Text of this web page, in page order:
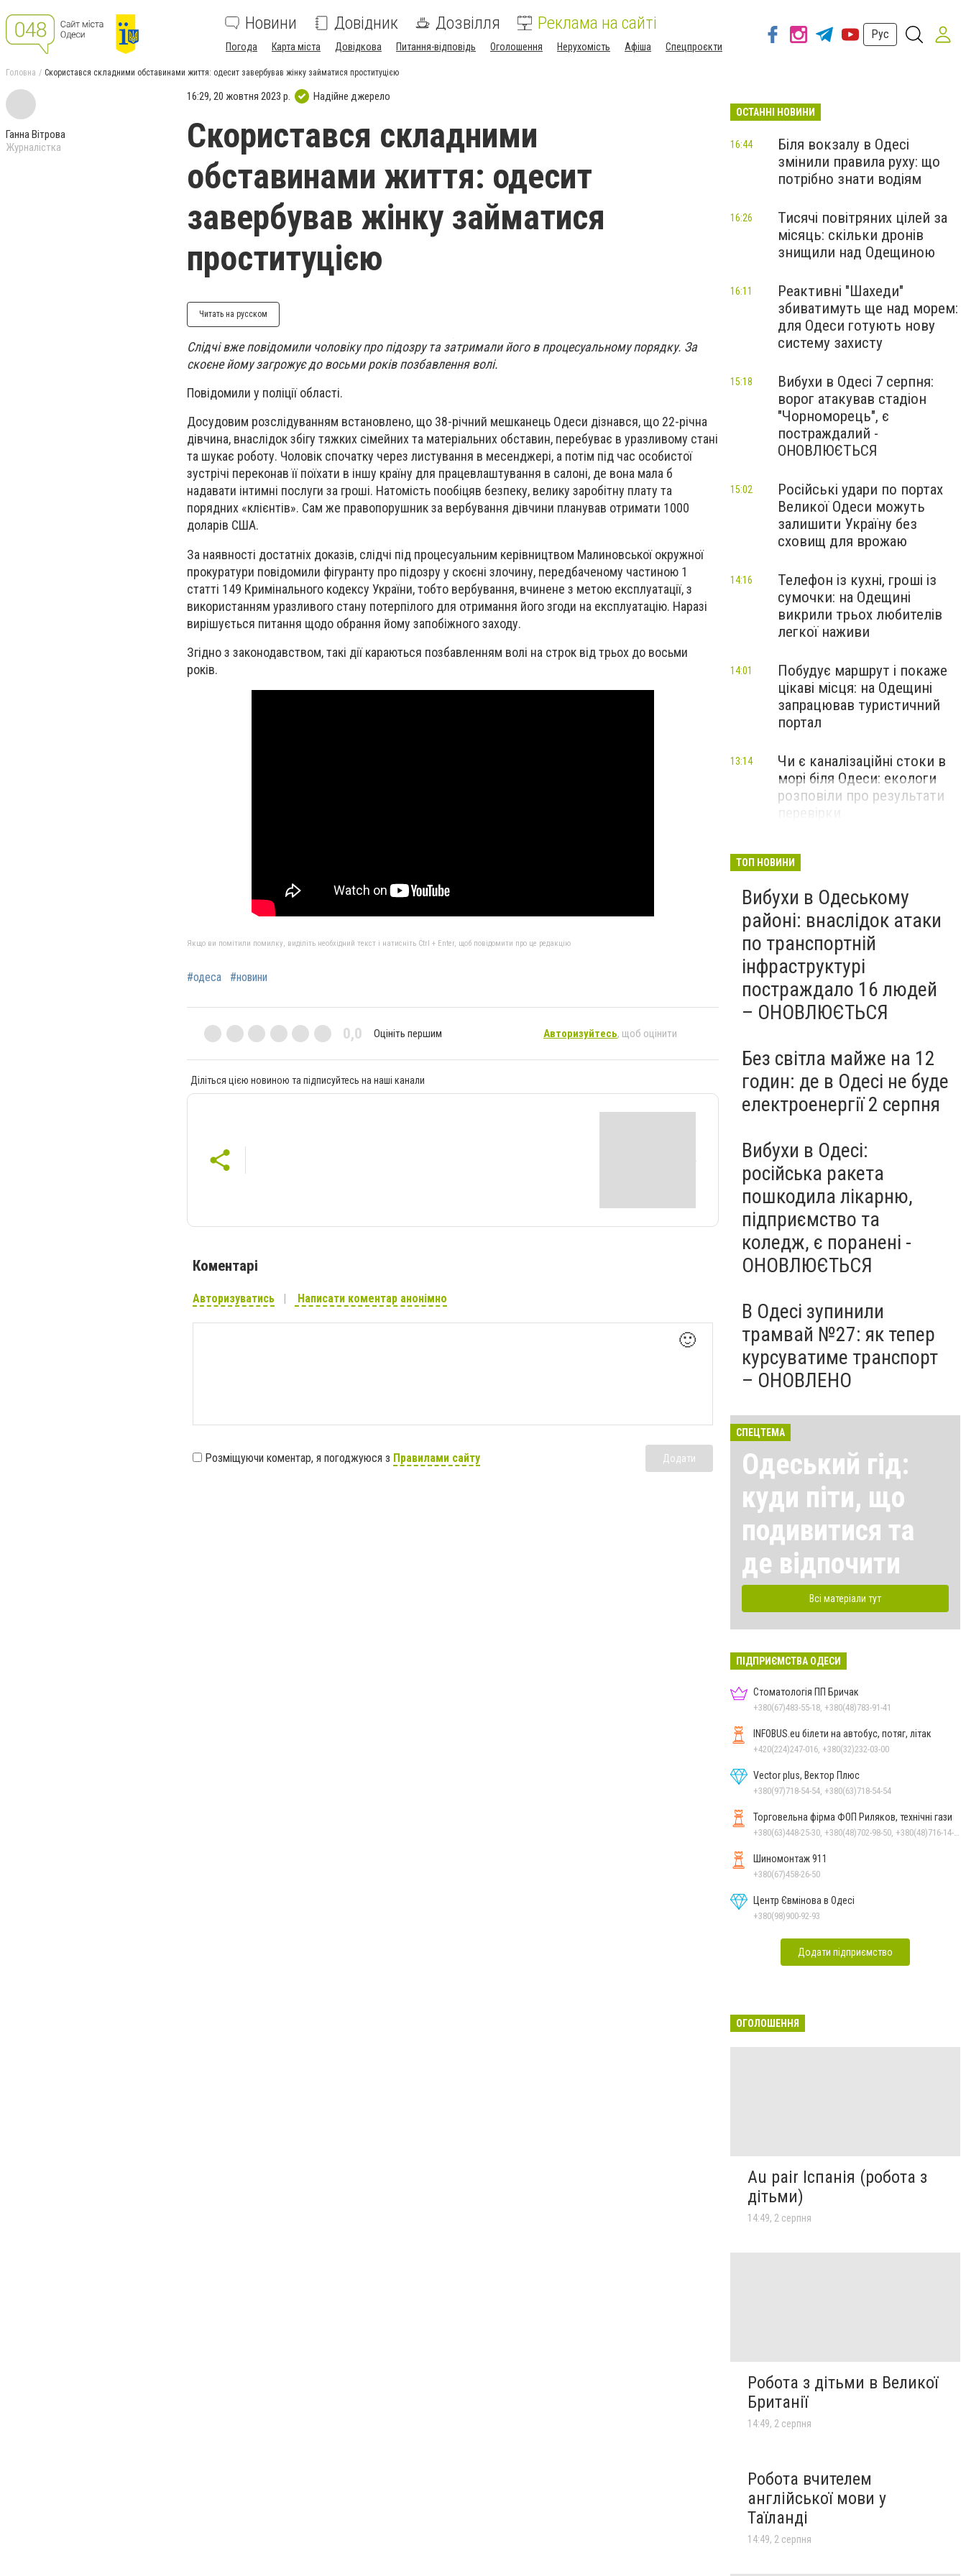
Новини Довідник Дозвілля Реклама на сайті
Погода Карта міста Довідкова Питання-відповідь Оголошення Нерухомість Афіша Спецпроєкти
Рус
Головна Скористався складними обставинами життя: одесит завербував жінку займатися проституцією
Ганна Вітрова
Журналістка
16:29, 20 жовтня 2023 р. Надійне джерело
Скористався складними
обставинами життя: одесит
завербував жінку займатися
проституцією
Читать на русском
Слідчі вже повідомили чоловіку про підозру та затримали його в процесуальному порядку. За
скоєне йому загрожує до восьми років позбавлення волі.
Повідомили у поліції області.
Досудовим розслідуванням встановлено, що 38-річний мешканець Одеси дізнався, що 22-річна
дівчина, внаслідок збігу тяжких сімейних та матеріальних обставин, перебуває в уразливому стані
та шукає роботу. Чоловік спочатку через листування в месенджері, а потім під час особистої
зустрічі переконав її поїхати в іншу країну для працевлаштування в салоні, де вона мала б
надавати інтимні послуги за гроші. Натомість пообіцяв безпеку, велику заробітну плату та
порядних «клієнтів». Сам же правопорушник за вербування дівчини планував отримати 1000
доларів США.
За наявності достатніх доказів, слідчі під процесуальним керівництвом Малиновської окружної
прокуратури повідомили фігуранту про підозру у скоєні злочину, передбаченому частиною 1
статті 149 Кримінального кодексу України, тобто вербування, вчинене з метою експлуатації, з
використанням уразливого стану потерпілого для отримання його згоди на експлуатацію. Наразі
вирішується питання щодо обрання йому запобіжного заходу.
Згідно з законодавством, такі дії караються позбавленням волі на строк від трьох до восьми
років.
Якщо ви помітили помилку, виділіть необхідний текст і натисніть Ctrl + Enter, щоб повідомити про це редакцію
#одеса #новини
0,0 Оцініть першим Авторизуйтесь, щоб оцінити
Діліться цією новиною та підписуйтесь на наші канали
Коментарі
Авторизуватись Написати коментар анонімно
🙂
Розміщуючи коментар, я погоджуюся з Правилами сайту Додати
ОСТАННІ НОВИНИ
Біля вокзалу в Одесі
змінили правила руху: що
потрібно знати водіям
16:44
Тисячі повітряних цілей за
місяць: скільки дронів
знищили над Одещиною
16:26
Реактивні "Шахеди"
збиватимуть ще над морем:
для Одеси готують нову
систему захисту
16:11
Вибухи в Одесі 7 серпня:
ворог атакував стадіон
"Чорноморець", є
постраждалий -
ОНОВЛЮЄТЬСЯ
15:18
Російські удари по портах
Великої Одеси можуть
залишити Україну без
сховищ для врожаю
15:02
Телефон із кухні, гроші із
сумочки: на Одещині
викрили трьох любителів
легкої наживи
14:16
Побудує маршрут і покаже
цікаві місця: на Одещині
запрацював туристичний
портал
14:01
Чи є каналізаційні стоки в
морі біля Одеси: екологи
розповіли про результати
13:14
ТОП НОВИНИ
Вибухи в Одеському
районі: внаслідок атаки
по транспортній
інфраструктурі
постраждало 16 людей
– ОНОВЛЮЄТЬСЯ
Без світла майже на 12
годин: де в Одесі не буде
електроенергії 2 серпня
Вибухи в Одесі:
російська ракета
пошкодила лікарню,
підприємство та
коледж, є поранені -
ОНОВЛЮЄТЬСЯ
В Одесі зупинили
трамвай №27: як тепер
курсуватиме транспорт
– ОНОВЛЕНО
СПЕЦТЕМА
Одеський гід:
куди піти, що
подивитися та
де відпочити
Всі матеріали тут
ПІДПРИЄМСТВА ОДЕСИ
Стоматологія ПП Бричак
+380(67)483-55-18, +380(48)783-91-41
INFOBUS.eu білети на автобус, потяг, літак
+420(224)247-016, +380(32)232-03-00
Vector plus, Вектор Плюс
+380(97)718-54-54, +380(63)718-54-54
Торговельна фірма ФОП Риляков, технічні гази
Шиномонтаж 911
+380(67)458-26-50
Центр Євмінова в Одесі
+380(98)900-92-93
Додати підприємство
ОГОЛОШЕННЯ
Au pair Іспанія (робота з
дітьми)
14:49, 2 серпня
Робота з дітьми в Великої
Британії
14:49, 2 серпня
Робота вчителем
англійської мови у
Таїланді
14:49, 2 серпня